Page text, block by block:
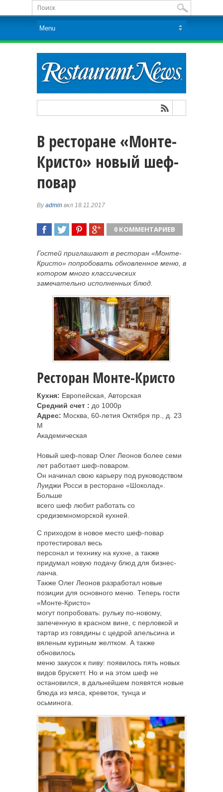
В ресторане «Монте-
Кристо» новый шеф-
повар
Byadmin вкл 18.11.2017
0 КОММЕНТАРИЕВ
Гостей приглашают в ресторан «Монте-
Кристо» попробовать обновленное меню, в
котором много классических
замечательно исполненных блюд.
Ресторан Монте-Кристо
Кухня: Европейская, Авторская
Средний счет : до 1000р
Адрес: Москва, 60-летия Октября пр., д. 23
M
Академическая
Новый шеф-повар Олег Леонов более семи
лет работает шеф-поваром.
Он начинал свою карьеру под руководством
Луиджи Росси в ресторане «Шоколад».
Больше
всего шеф любит работать со
средиземноморской кухней.
С приходом в новое место шеф-повар
протестировал весь
персонал и технику на кухне, а также
придумал новую подачу блюд для бизнес-
ланча.
Также Олег Леонов разработал новые
позиции для основного меню. Теперь гости
«Монте-Кристо»
могут попробовать: рульку по-новому,
запеченную в красном вине, с перловкой и
тартар из говядины с цедрой апельсина и
вяленым куриным желтком. А также
обновилось
меню закусок к пиву: появилось пять новых
видов брускетт. Но и на этом шеф не
остановился, в дальнейшем появятся новые
блюда из мяса, креветок, тунца и
осьминога.